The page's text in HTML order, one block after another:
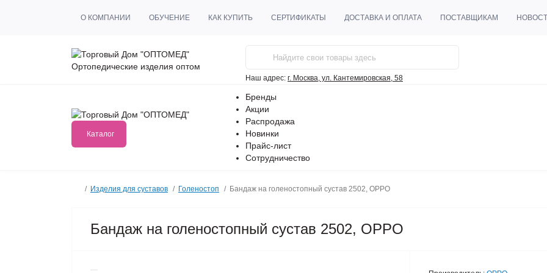
О КОМПАНИИ ОБУЧЕНИЕ КАК КУПИТЬ СЕРТИФИКАТЫ ДОСТАВКА И ОПЛАТА ПОСТАВЩИКАМ
Ортопедические изделия оптом
Наш адрес: г. Москва, ул. Кантемировская, 58
Каталог
Бренды
Акции
Распродажа
Новинки
Прайс-лист
Сотрудничество
Изделия для суставов Голеностоп Бандаж на голеностопный сустав 2502, OPPO
Бандаж на голеностопный сустав 2502, OPPO